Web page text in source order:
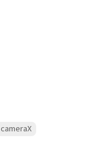
cameraX